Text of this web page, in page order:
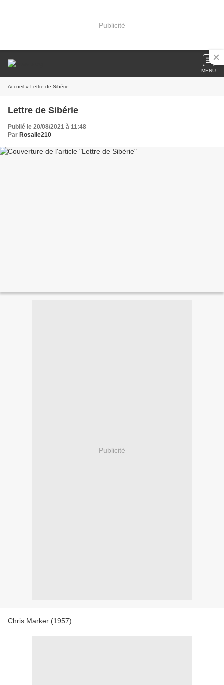
Publicité
MENU
Accueil » Lettre de Sibérie
Lettre de Sibérie
Publié le 20/08/2021 à 11:48
Par Rosalie210
Publicité
Chris Marker (1957)